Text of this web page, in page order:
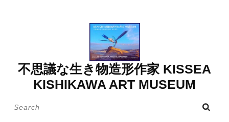
不思議な生き物造形作家 KISSEA
KISHIKAWA ART MUSEUM